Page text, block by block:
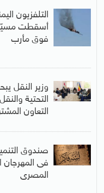
التلفزيون
أسقطت
فوق مأرب
وزير النقل
التحتية
التعاون
صندوق
فى
المصرى